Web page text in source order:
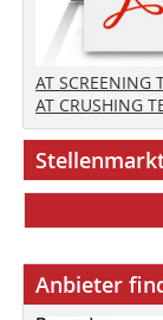
AT SCREENING
AT CRUSHING
Anbieter